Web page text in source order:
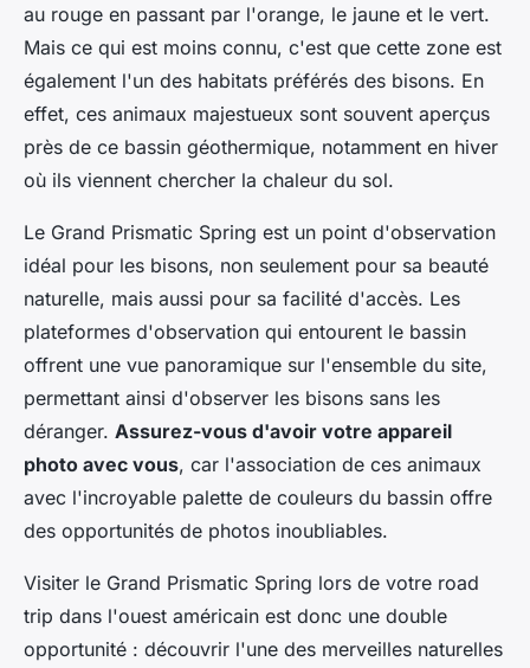
au rouge en passant par l'orange, le jaune et le vert.
Mais ce qui est moins connu, c'est que cette zone est
également l'un des habitats préférés des bisons. En
effet, ces animaux majestueux sont souvent aperçus
près de ce bassin géothermique, notamment en hiver
où ils viennent chercher la chaleur du sol.
Le Grand Prismatic Spring est un point d'observation
idéal pour les bisons, non seulement pour sa beauté
naturelle, mais aussi pour sa facilité d'accès. Les
plateformes d'observation qui entourent le bassin
offrent une vue panoramique sur l'ensemble du site,
permettant ainsi d'observer les bisons sans les
déranger. Assurez-vous d'avoir votre appareil
photo avec vous, car l'association de ces animaux
avec l'incroyable palette de couleurs du bassin offre
des opportunités de photos inoubliables.
Visiter le Grand Prismatic Spring lors de votre road
trip dans l'ouest américain est donc une double
opportunité : découvrir l'une des merveilles naturelles